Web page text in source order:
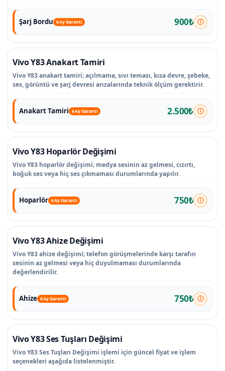
Şarj Bordu 6 Ay Garanti 900₺
Vivo Y83 Anakart Tamiri
Vivo Y83 anakart tamiri; açılmama, sıvı teması, kısa devre, şebeke,
ses, görüntü ve şarj devresi arızalarında teknik ölçüm gerektirir.
Anakart Tamiri 6 Ay Garanti 2.500₺
Vivo Y83 Hoparlör Değişimi
Vivo Y83 hoparlör değişimi; medya sesinin az gelmesi, cızırtı,
boğuk ses veya hiç ses çıkmaması durumlarında yapılır.
Hoparlör 6 Ay Garanti 750₺
Vivo Y83 Ahize Değişimi
Vivo Y83 ahize değişimi; telefon görüşmelerinde karşı tarafın
sesinin az gelmesi veya hiç duyulmaması durumlarında
değerlendirilir.
Ahize 6 Ay Garanti 750₺
Vivo Y83 Ses Tuşları Değişimi
Vivo Y83 Ses Tuşları Değişimi işlemi için güncel fiyat ve işlem
seçenekleri aşağıda listelenmiştir.